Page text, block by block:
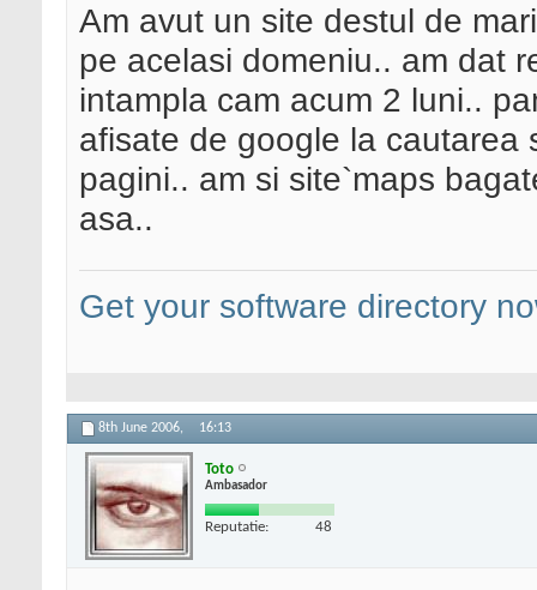
Am avut un site destul de
pe acelasi domeniu.. am dat
intampla cam acum 2 luni..
afisate de google la cautarea
pagini.. am si site`maps
asa..
Get your software directory
8th June 2006, 16:13
Toto
Ambasador
Reputatie: 48